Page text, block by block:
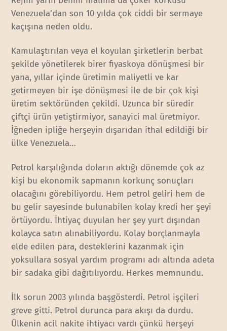
Venezuela’dan son 10 yılda çok ciddi bir sermaye
kaçışına neden oldu.
Kamulaştırılan veya el koyulan şirketlerin berbat
şekilde yönetilerek birer fiyaskoya dönüşmesi bir
yana, yıllar içinde üretimin maliyetli ve kar
getirmeyen bir işe dönüşmesi ile de bir çok kişi
üretim sektöründen çekildi. Uzunca bir süredir
çiftçi ürün yetiştirmiyor, sanayici mal üretmiyor.
İğneden ipliğe herşeyin dışarıdan ithal edildiği bir
ülke Venezuela…
Petrol karşılığında doların aktığı dönemde çok az
kişi bu ekonomik sapmanın korkunç sonuçları
olacağını görebiliyordu. Hem petrol geliri hem de
bu gelir sayesinde bulunabilen kolay kredi her şeyi
örtüyordu. İhtiyaç duyulan her şey yurt dışından
kolayca satın alınabiliyordu. Kolay borçlanmayla
elde edilen para, desteklerini kazanmak için
yoksullara sosyal yardım programı adı altında adeta
bir sadaka gibi dağıtılıyordu. Herkes memnundu.
İlk sorun 2003 yılında başgösterdi. Petrol işçileri
greve gitti. Petrol durunca para akışı da durdu.
Ülkenin acil nakite ihtiyacı vardı çünkü herşeyi